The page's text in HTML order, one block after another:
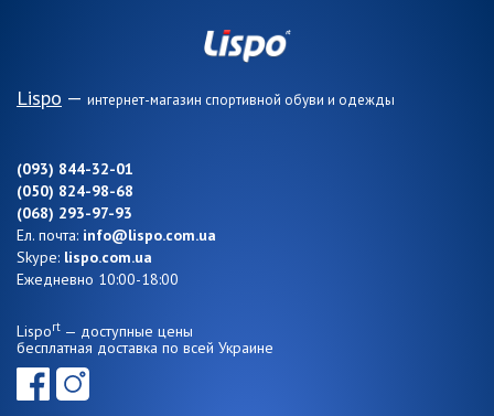
Lispo — интернет-магазин спортивной обуви и одежды
(093) 844-32-01
(050) 824-98-68
(068) 293-97-93
Ел. почта: info@lispo.com.ua
Skype: lispo.com.ua
Ежедневно 10:00-18:00
Lisport — доступные цены
бесплатная доставка по всей Украине